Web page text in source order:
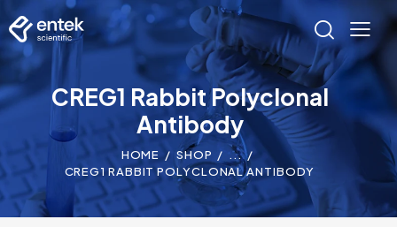
CREG1 Rabbit Polyclonal
Antibody
HOME SHOP
...
CREG1 RABBIT POLYCLONAL ANTIBODY